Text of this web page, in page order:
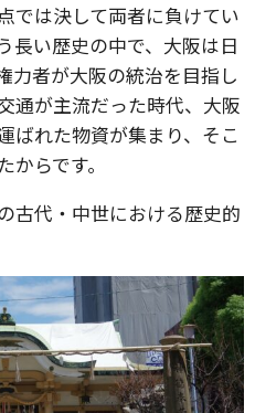
では決して両者に負けてい
長い歴史の中で、大阪は日
力者が大阪の統治を目指し
通が主流だった時代、大阪
ばれた物資が集まり、そこ
らです。
古代・中世における歴史的